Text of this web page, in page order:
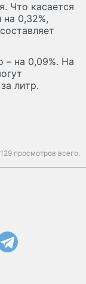
Что касается
0,32%,
– на 0,09%. На
литр.
129 просмотров всего.